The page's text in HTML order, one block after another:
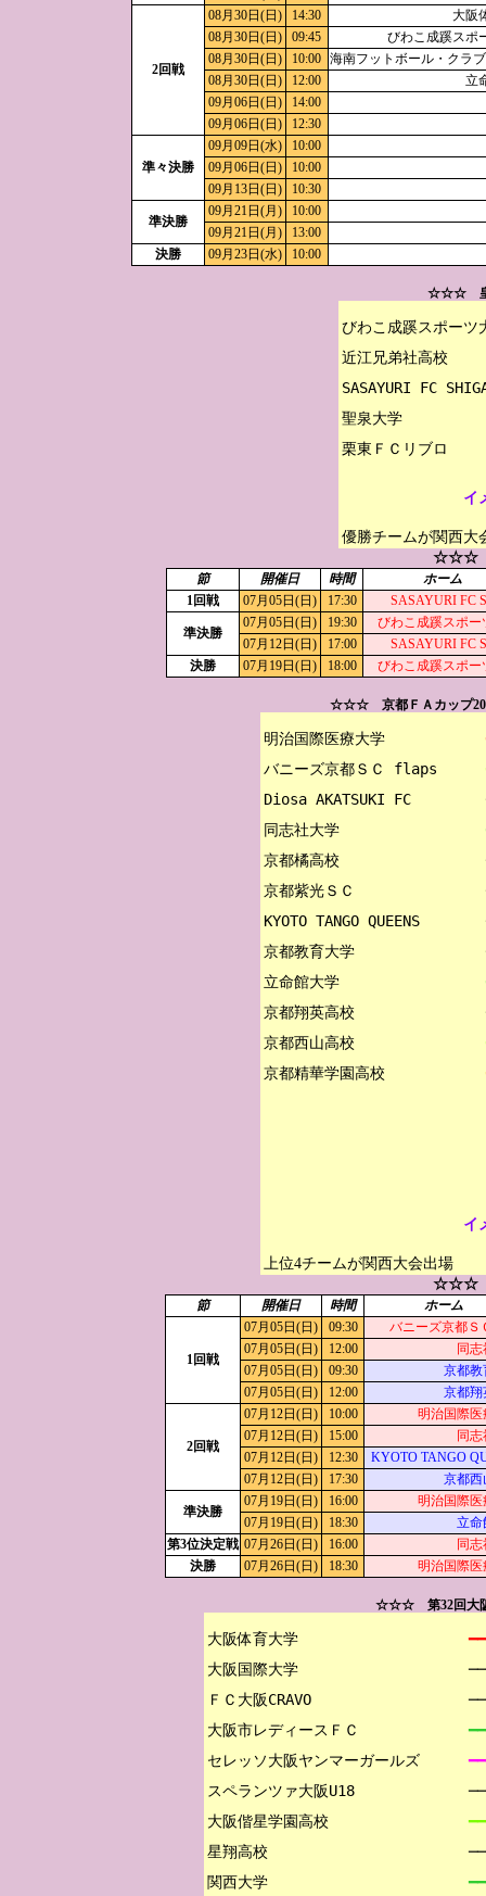
2回戦
08月30日(日) 14:30
大阪
08月30日(日)
09:45
びわこ成蹊スポ
08月30日(日)
10:00 海南フットボール・クラ
08月30日(日)
12:00
立
09月06日(日)
14:00
09月06日(日)
12:30
準々決勝
09月09日(水)
10:00
09月06日(日)
10:00
09月13日(日)
10:30
準決勝
09月21日(月)
10:00
09月21日(月)
13:00
決勝
09月23日(水) 10:00
☆☆☆ 皇
びわこ成蹊スポーツ
近江兄弟社高校
SASAYURI FC
聖泉大学
イ
優勝チームが関西大
☆☆☆
節 開催日 時間
ホーム
1回戦
07月05日(日) 17:30 SASAYURI FC
準決勝
07月05日(日) 19:30
びわこ成蹊スポー
07月12日(日)
17:00
SASAYURI FC
決勝
07月19日(日) 18:00 びわこ成蹊スポー
☆☆☆ 京都ＦＡカップ
明治国際医療大学
バニーズ京都ＳＣ flaps
Diosa AKATSUKI FC
同志社大学
京都橘高校
京都紫光ＳＣ
KYOTO TANGO QUEENS
京都教育大学
立命館大学
京都翔英高校
京都西山高校
イ
上位4チームが関西大会出場
☆☆☆
節 開催日 時間 ホーム
1回戦
07月05日(日) 09:30
バニーズ京都Ｓ
07月05日(日)
12:00
同
07月05日(日)
09:30
京都教
07月05日(日)
12:00 京都翔
2回戦
07月12日(日) 10:00
明治国際医
07月12日(日)
15:00
同
07月12日(日)
12:30
KYOTO TANGO
07月12日(日)
17:30 京都西
準決勝
07月19日(日) 16:00
明治国際医
07月19日(日)
18:30
立命
第3位決定戦 07月26日(日) 16:00
同
決勝
07月26日(日) 18:30 明治国際医
☆☆☆ 第32回大
大阪体育大学
大阪国際大学
ＦＣ大阪CRAVO
大阪市レディースＦＣ
セレッソ大阪ヤンマーガールズ
スペランツァ大阪U18
大阪偕星学園高校
星翔高校
関西大学